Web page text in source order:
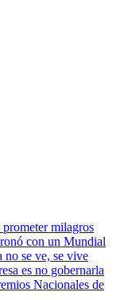
milagros
con un Mundial
no se ve, se vive
es no gobernarla
Nacionales de